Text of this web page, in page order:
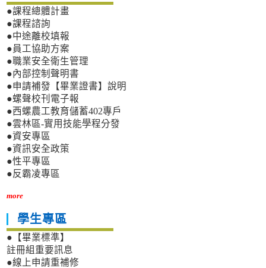
●課程總體計畫
●課程諮詢
●中途離校填報
●員工協助方案
●職業安全衛生管理
●內部控制聲明書
●申請補發【畢業證書】說明
●螺聲校刊電子報
●西螺農工教育儲蓄402專戶
●雲林區-實用技能學程分發
●資安專區
●資訊安全政策
●性平專區
●反霸凌專區
more
學生專區
●【畢業標準】
註冊組重要訊息
●線上申請重補修